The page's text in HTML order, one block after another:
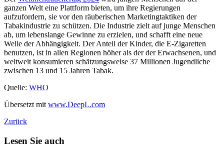
ganzen Welt eine Plattform bieten, um ihre Regierungen
aufzufordern, sie vor den räuberischen Marketingtaktiken der
Tabakindustrie zu schützen. Die Industrie zielt auf junge Menschen
ab, um lebenslange Gewinne zu erzielen, und schafft eine neue
Welle der Abhängigkeit. Der Anteil der Kinder, die E-Zigaretten
benutzen, ist in allen Regionen höher als der der Erwachsenen, und
weltweit konsumieren schätzungsweise 37 Millionen Jugendliche
zwischen 13 und 15 Jahren Tabak.
Quelle: WHO
Übersetzt mit www.DeepL.com
Zurück
Lesen Sie auch